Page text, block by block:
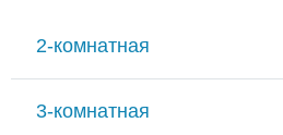
2-комнатная
3-комнатная